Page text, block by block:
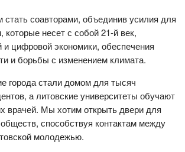
соавторами, объединив усилия для
несет с собой 21-й век,
и цифровой экономики, обеспечения
и борьбы с изменением климата.
города стали домом для тысяч
а литовские университеты обучают
врачей. Мы хотим открыть двери для
способствуя контактам между
молодежью.